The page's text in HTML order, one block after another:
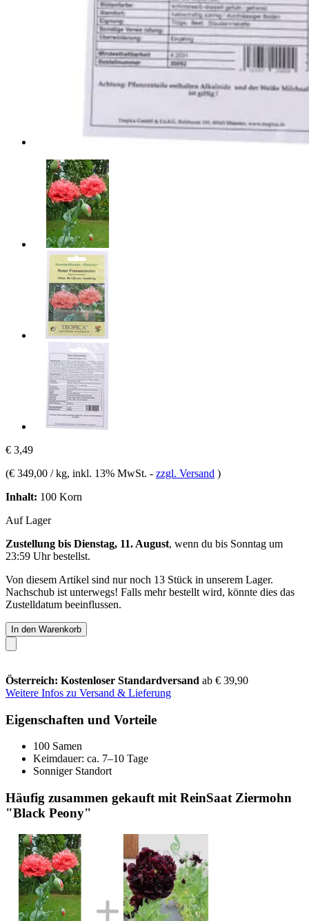
€ 3,49
(€ 349,00 / kg, inkl. 13% MwSt. - zzgl. Versand )
Inhalt: 100 Korn
Auf Lager
Zustellung bis Dienstag, 11. August, wenn du bis Sonntag um
23:59 Uhrbestellst.
Von diesem Artikel sind nur noch 13 Stück in unserem Lager.
Nachschub ist unterwegs! Falls mehr bestellt wird, könnte dies das
Zustelldatum beeinflussen.
In den Warenkorb
Österreich: Kostenloser Standardversand ab € 39,90
Weitere Infos zu Versand & Lieferung
Eigenschaften und Vorteile
100 Samen
Keimdauer: ca. 7–10 Tage
Sonniger Standort
Häufig zusammen gekauft mit ReinSaat Ziermohn
"Black Peony"